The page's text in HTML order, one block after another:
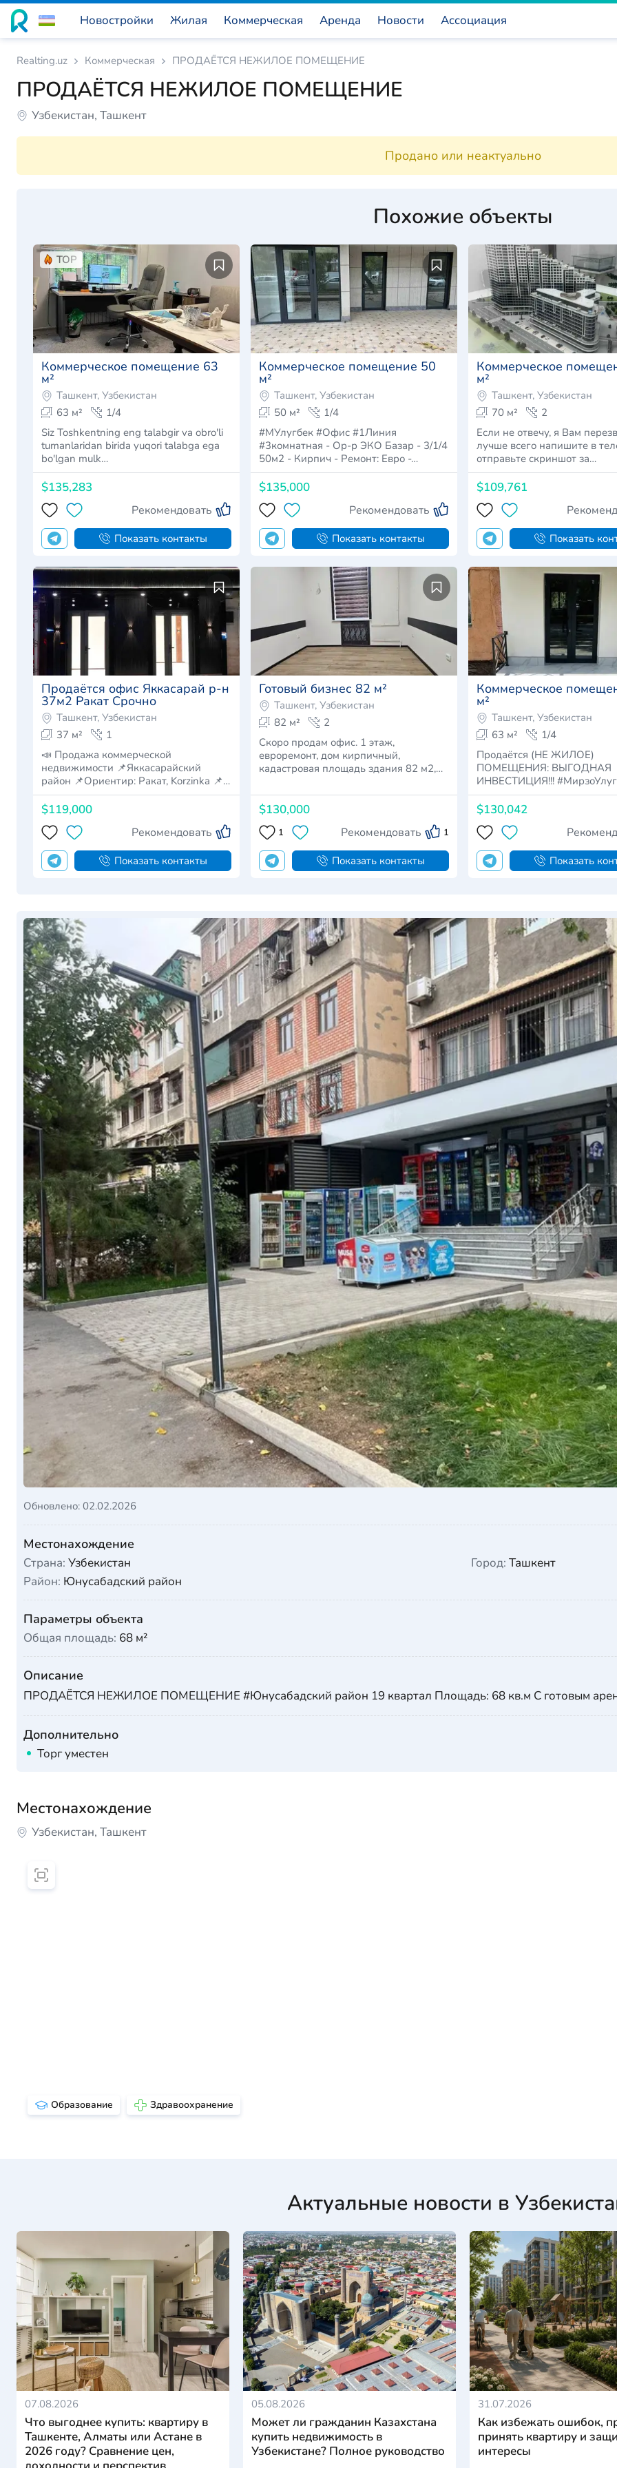
Новостройки Жилая Коммерческая Аренда Новости Ассоциация
Realting.uz Коммерческая ПРОДАЁТСЯ НЕЖИЛОЕ ПОМЕЩЕНИЕ
ПРОДАЁТСЯ НЕЖИЛОЕ ПОМЕЩЕНИЕ
Узбекистан, Ташкент
Продано или неактуально
Похожие объекты
TOP
Коммерческое помещение 63
м²
Ташкент, Узбекистан
63 м²
1/4
Siz Toshkentning eng talabgir va obro'li
tumanlaridan birida yuqori talabga ega
bo'lgan mulk…
$135,283
Рекомендовать
Показать контакты
Коммерческое помещение 50
м²
Ташкент, Узбекистан
50 м²
1/4
#МУлугбек #Офис #1Линия
#3комнатная - Ор-р ЭКО Базар - 3/1/4
50м2 - Кирпич - Ремонт: Евро -…
$135,000
Рекомендовать
Показать контакты
Коммерческое
м²
Ташкент, Узбекистан
70 м²
2
Если не отвечу, я Вам
лучше всего напишите в
отправьте скриншот за…
$109,761
Показать
Продаётся офис Яккасарай р-н
37м2 Ракат Срочно
Ташкент, Узбекистан
37 м²
1
📣 Продажа коммерческой
недвижимости 📌Яккасарайский
район 📌Ориентир: Ракат, Korzinka 📌…
$119,000
Рекомендовать
Показать контакты
Готовый бизнес 82 м²
Ташкент, Узбекистан
82 м²
2
Скоро продам офис. 1 этаж,
евроремонт, дом кирпичный,
кадастровая площадь здания 82 м2,
$130,000
1 Рекомендовать 1
Показать контакты
Коммерческое
м²
Ташкент, Узбекистан
63 м²
1/4
Продаётся (НЕ ЖИЛОЕ)
ПОМЕЩЕНИЯ: ВЫГОДНАЯ
ИНВЕСТИЦИЯ!!! #МирзоУлугбекский
район Ориентир: …
$130,042
Показать
Обновлено: 02.02.2026
Местонахождение
Страна: Узбекистан Город: Ташкент
Район: Юнусабадский район
Параметры объекта
Общая площадь: 68 м²
Описание
ПРОДАЁТСЯ НЕЖИЛОЕ ПОМЕЩЕНИЕ #Юнусабадский район 19 квартал Площадь: 68 кв.м С готовым
Дополнительно
Торг уместен
Местонахождение
Узбекистан, Ташкент
Образование Здравоохранение
Актуальные новости в
07.08.2026
Что выгоднее купить: квартиру в
Ташкенте, Алматы или Астане в
2026 году? Сравнение цен,
05.08.2026
Может ли гражданин Казахстана
купить недвижимость в
Узбекистане? Полное руководство
31.07.2026
Как избежать ошибок,
принять квартиру и
интересы